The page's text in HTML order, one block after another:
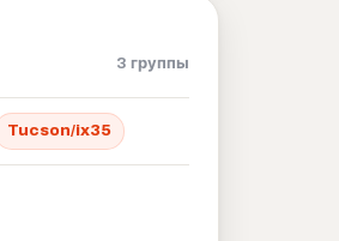
3 группы
Tucson/ix35